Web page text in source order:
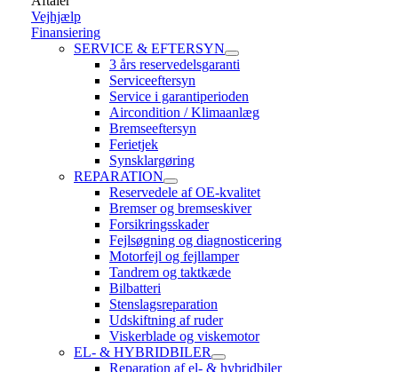
Vejhjælp
Finansiering
SERVICE & EFTERSYN
3 års reservedelsgaranti
Serviceeftersyn
Service i garantiperioden
Aircondition / Klimaanlæg
Bremseeftersyn
Ferietjek
Synsklargøring
REPARATION
Reservedele af OE-kvalitet
Bremser og bremseskiver
Forsikringsskader
Fejlsøgning og diagnosticering
Motorfejl og fejllamper
Tandrem og taktkæde
Bilbatteri
Stenslagsreparation
Udskiftning af ruder
Viskerblade og viskemotor
EL- & HYBRIDBILER
Reparation af el- & hybridbiler